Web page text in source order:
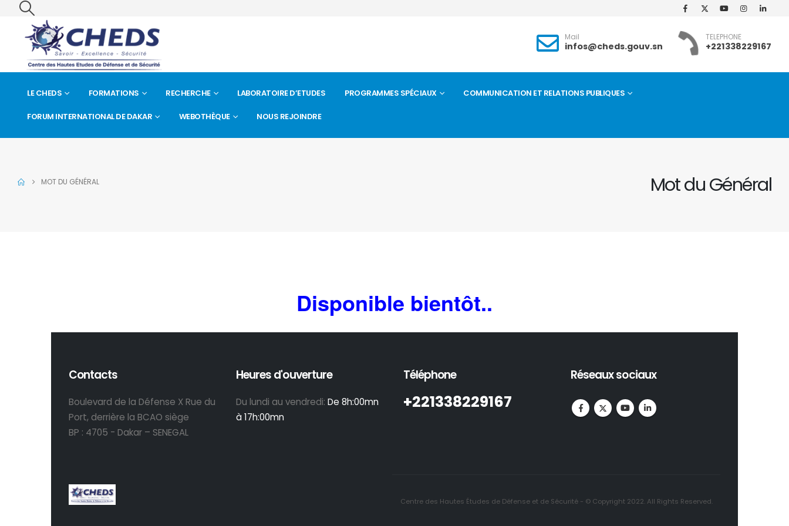
Mail
infos@cheds.gouv.sn
TELEPHONE
+221338229167
LE CHEDS FORMATIONS RECHERCHE LABORATOIRE D’ETUDES PROGRAMMES SPÉCIAUX COMMUNICATION ET RELATIONS PUBLIQUES
FORUM INTERNATIONAL DE DAKAR WEBOTHÈQUE NOUS REJOINDRE
Mot du Général
MOT DU GÉNÉRAL
Disponible bientôt..
Contacts
Boulevard de la Défense X Rue du
Port, derrière la BCAO siège
BP : 4705 - Dakar – SENEGAL
Heures d'ouverture
Du lundi au vendredi: De 8h:00mn
à 17h:00mn
Téléphone
+221338229167
Réseaux sociaux
Centre des Hautes Études de Défense et de Sécurité - © Copyright 2022. All Rights Reserved.